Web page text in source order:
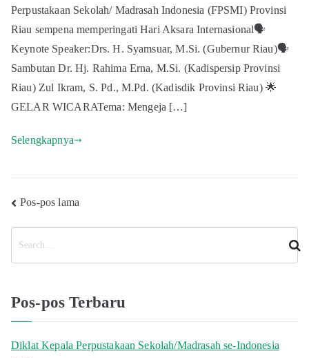
Perpustakaan Sekolah/ Madrasah Indonesia (FPSMI) Provinsi
Riau sempena memperingati Hari Aksara Internasional🗣️
Keynote Speaker:Drs. H. Syamsuar, M.Si. (Gubernur Riau)🗣️
Sambutan Dr. Hj. Rahima Erna, M.Si. (Kadispersip Provinsi
Riau) Zul Ikram, S. Pd., M.Pd. (Kadisdik Provinsi Riau) 🌟
GELAR WICARATema: Mengeja […]
Selengkapnya
Navigasi
Pos-pos lama
Pos-pos Terbaru
Diklat Kepala Perpustakaan Sekolah/Madrasah se-Indonesia